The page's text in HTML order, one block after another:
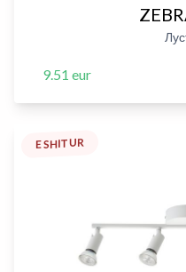
9.51 eur
E SHITUR